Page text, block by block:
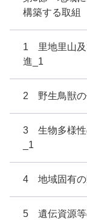
構築する取組
1 里地里山及
進_1
2 野生鳥獣の
3 生物多様性
_1
4 地域固有の
5 遺伝資源等